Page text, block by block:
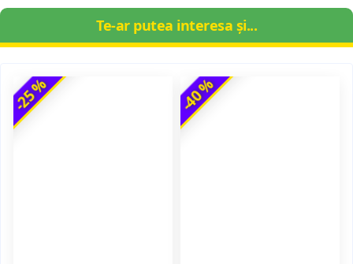
Te-ar putea interesa și...
-25 % -40 %